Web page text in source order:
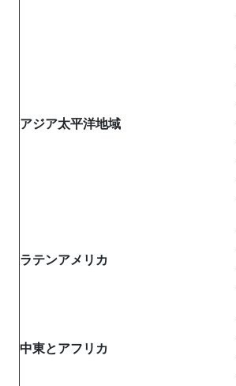
アジア太平洋地域
ラテンアメリカ
中東とアフリカ